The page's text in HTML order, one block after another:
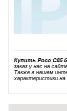
Купить Poco C85
заказ у нас на
Также в нашем
характеристики